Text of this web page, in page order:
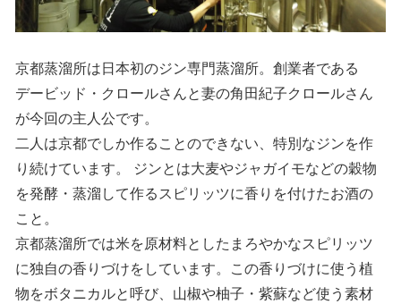
京都蒸溜所は日本初のジン専門蒸溜所。創業者である
デービッド・クロールさんと妻の角田紀子クロールさん
が今回の主人公です。
二人は京都でしか作ることのできない、特別なジンを作
り続けています。 ジンとは大麦やジャガイモなどの穀物
を発酵・蒸溜して作るスピリッツに香りを付けたお酒の
こと。
京都蒸溜所では米を原材料としたまろやかなスピリッツ
に独自の香りづけをしています。この香りづけに使う植
物をボタニカルと呼び、山椒や柚子・紫蘇など使う素材